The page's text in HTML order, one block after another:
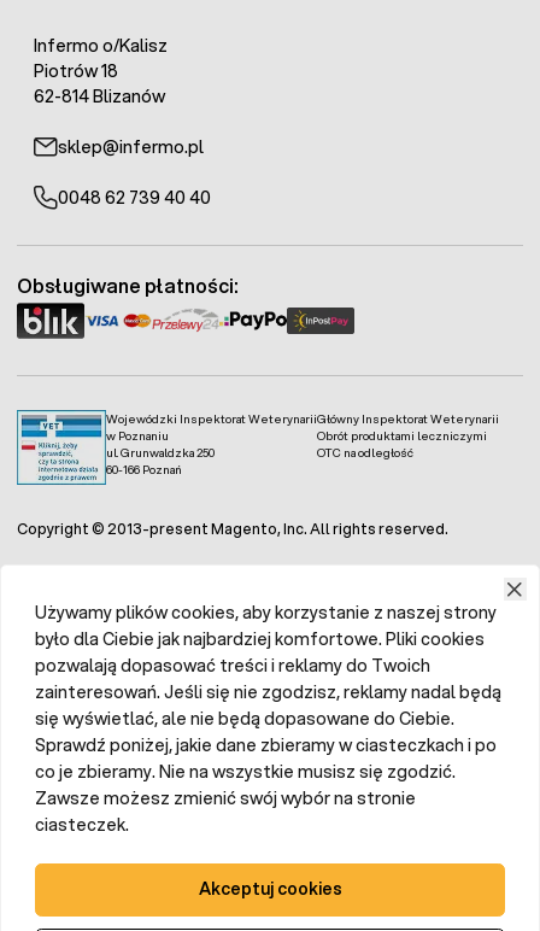
Infermo o/Kalisz
Piotrów 18
62-814 Blizanów
sklep@infermo.pl
0048 62 739 40 40
Wojewódzki Inspektorat Weterynarii
w Poznaniu
ul. Grunwaldzka 250
60-166 Poznań
Główny Inspektorat Weterynarii
Obrót produktami leczniczymi
OTC na odległość
Obsługiwane płatności:
Copyright © 2013-present Magento, Inc. All rights reserved.
Używamy plików cookies, aby korzystanie z naszej strony
było dla Ciebie jak najbardziej komfortowe. Pliki cookies
pozwalają dopasować treści i reklamy do Twoich
zainteresowań. Jeśli się nie zgodzisz, reklamy nadal będą
się wyświetlać, ale nie będą dopasowane do Ciebie.
Sprawdź poniżej, jakie dane zbieramy w ciasteczkach i po
co je zbieramy. Nie na wszystkie musisz się zgodzić.
Zawsze możesz zmienić swój wybór na stronie
ciasteczek.
Akceptuj cookies